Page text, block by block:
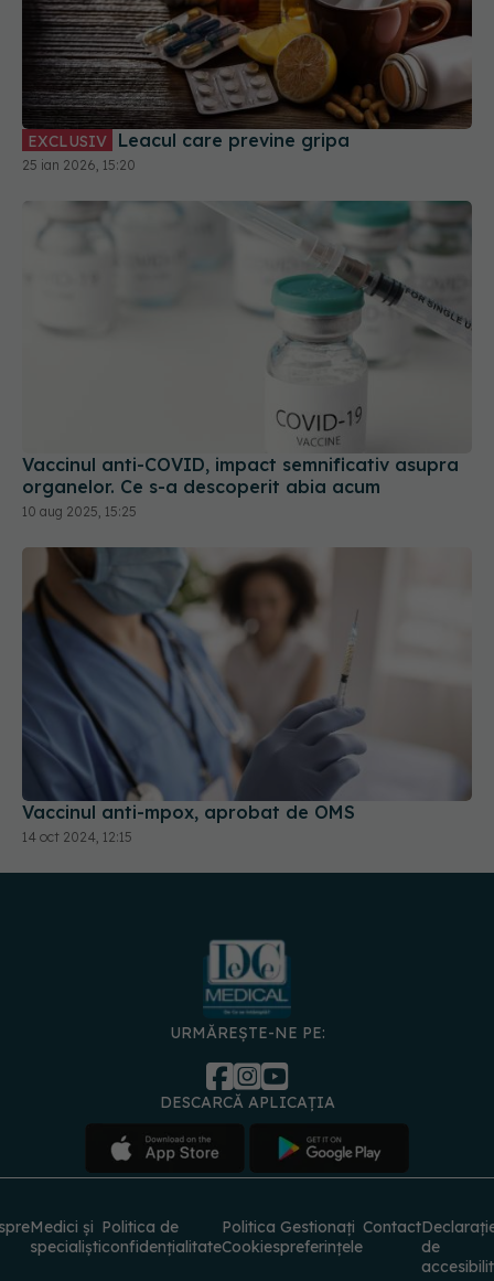
EXCLUSIV Leacul care previne gripa
25 ian 2026, 15:20
organelor. Ce s-a descoperit abia acum
Vaccinul anti-mpox, aprobat de OMS
14 oct 2024, 12:15
URMĂREȘTE-NE PE:
DESCARCĂ APLICAȚIA
specialiști
Politica de
confidențialitateCookies
Gestionați
preferințele
Contact
de
© 2026 PRESS MEDIA ELECTRONIC S.R.L. Toate drepturile rezervate